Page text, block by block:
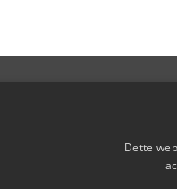
Dette